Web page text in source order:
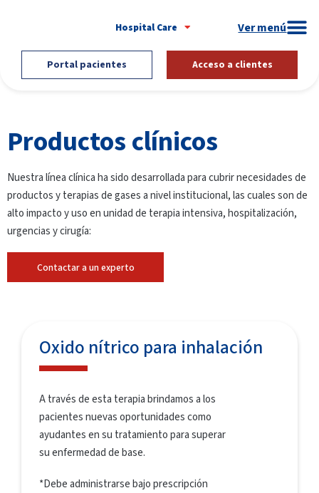
Hospital Care
Portal pacientes Acceso a clientes
Productos clínicos
Nuestra línea clínica ha sido desarrollada para cubrir necesidades de
productos y terapias de gases a nivel institucional, las cuales son de
alto impacto y uso en unidad de terapia intensiva, hospitalización,
urgencias y cirugía:
Contactar a un experto
Oxido nítrico para inhalación
A través de esta terapia brindamos a los
pacientes nuevas oportunidades como
ayudantes en su tratamiento para superar
su enfermedad de base.
*Debe administrarse bajo prescripción